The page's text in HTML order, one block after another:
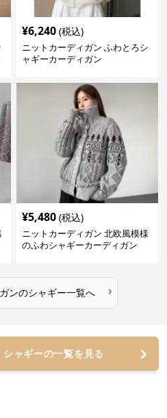
¥6,240 (税込)
ニットカーディガン ふわとろシ
ャギーカーディガン
¥5,480 (税込)
ニットカーディガン 北欧風模様
のふわシャギーカーディガン
ンのシャギー一覧へ ›
ャギーの一覧を見る